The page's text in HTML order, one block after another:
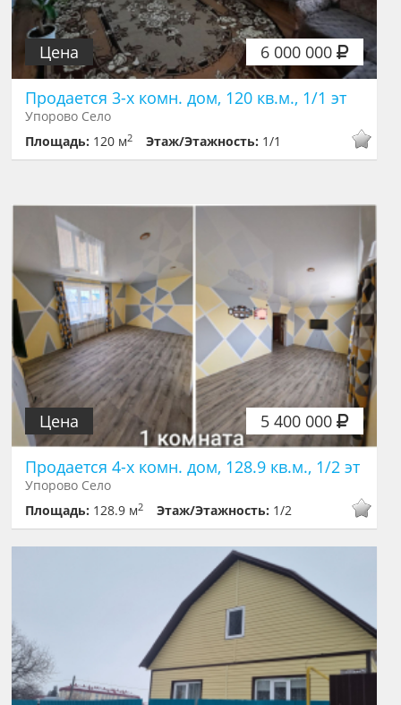
6 000 000
Цена
Продается 3-х комн. дом, 120 кв.м., 1/1 эт
Упорово Село
Площадь: 120 м2 Этаж/Этажность: 1/1
5 400 000
Цена
Продается 4-х комн. дом, 128.9 кв.м., 1/2 эт
Упорово Село
Площадь: 128.9 м2 Этаж/Этажность: 1/2